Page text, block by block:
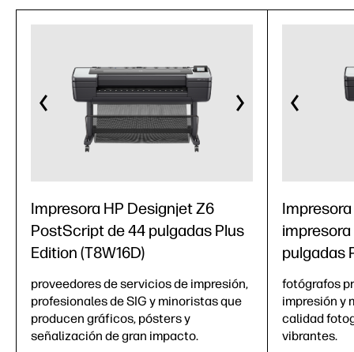
Impresora HP Designjet Z6
PostScript de 44 pulgadas Plus
Edition (T8W16D)
proveedores de servicios de impresión,
profesionales de SIG y minoristas que
producen gráficos, pósters y
señalización de gran impacto.
pulgadas
fotógrafos
impresión y
calidad
vibrantes.